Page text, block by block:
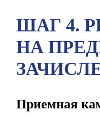
ШАГ 4.
НА
Приемная